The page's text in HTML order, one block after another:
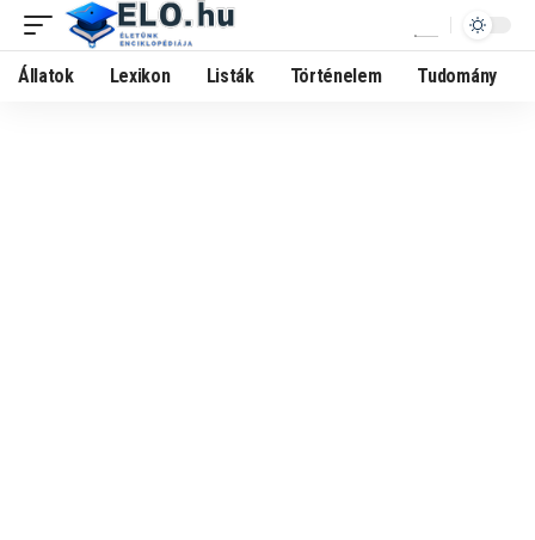
Állatok Lexikon Listák Történelem Tudomány